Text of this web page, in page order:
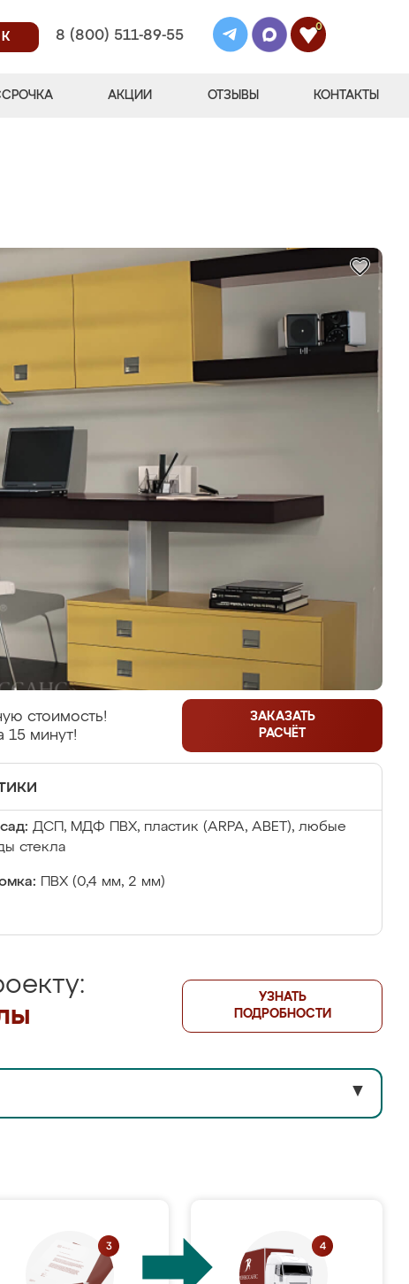
8 (800) 511-89-55
0
АКЦИИ ОТЗЫВЫ КОНТАКТЫ
стоимость!
15 минут!
ЗАКАЗАТЬ
РАСЧЁТ
ДСП, МДФ ПВХ, пластик (ARPA, ABET), любые
стекла
ПВХ (0,4 мм, 2 мм)
УЗНАТЬ
ПОДРОБНОСТИ
▼